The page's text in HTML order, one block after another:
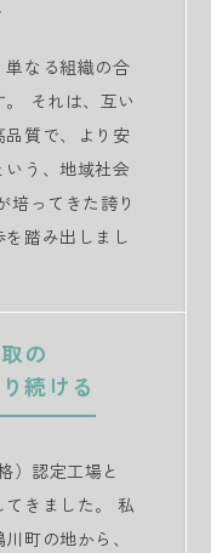
なる組織の合
それは、互い
品質で、より安
う、地域社会
培ってきた誇り
踏み出しまし
の
続ける
）認定工場と
てきました。 私
町の地から、